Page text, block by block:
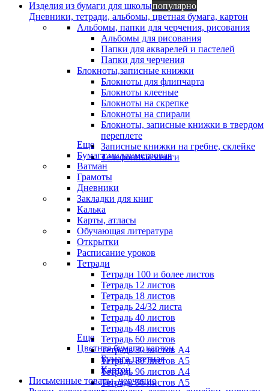
Изделия из бумаги для школыпопулярно
Дневники, тетради, альбомы, цветная бумага, картон
Альбомы, папки для черчения, рисования
Альбомы для рисования
Папки для акварелей и пастелей
Папки для черчения
Блокноты,записные книжки
Блокноты для флипчарта
Блокноты клееные
Блокноты на скрепке
Блокноты на спирали
Блокноты, записные книжки в твердом
переплете
Записные книжки на гребне, склейке
Телефонные книги
Еще
Бумага миллиметровая
Ватман
Грамоты
Дневники
Закладки для книг
Калька
Карты, атласы
Обучающая литература
Открытки
Расписание уроков
Тетради
Тетради 100 и более листов
Тетрадь 12 листов
Тетрадь 18 листов
Тетрадь 24/32 листа
Тетрадь 40 листов
Тетрадь 48 листов
Тетрадь 60 листов
Тетрадь 80 листов А4
Тетрадь 80 листов А5
Тетрадь 96 листов А4
Тетрадь 96 листов А5
Еще
Цветная бумага, картон
Бумага цветная
Картон
Письменные товары, черчение